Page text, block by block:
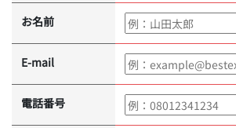
お名前
E-mail
電話番号